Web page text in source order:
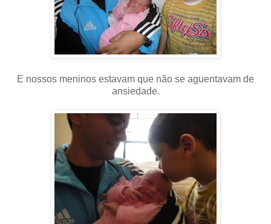
E nossos meninos estavam que não se aguentavam de
ansiedade.